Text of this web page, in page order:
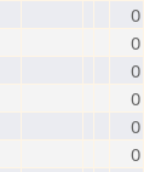
0
0
0
0
0
0